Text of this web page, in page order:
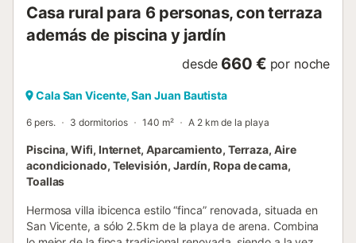
Casa rural para 6 personas, con terraza
además de piscina y jardín
desde 660 € por noche
Cala San Vicente, San Juan Bautista
6 pers. 3 dormitorios 140 m² A 2 km de la playa
Piscina, Wifi, Internet, Aparcamiento, Terraza, Aire
acondicionado, Televisión, Jardín, Ropa de cama,
Toallas
Hermosa villa ibicenca estilo “finca” renovada, situada en
San Vicente, a sólo 2.5km de la playa de arena. Combina